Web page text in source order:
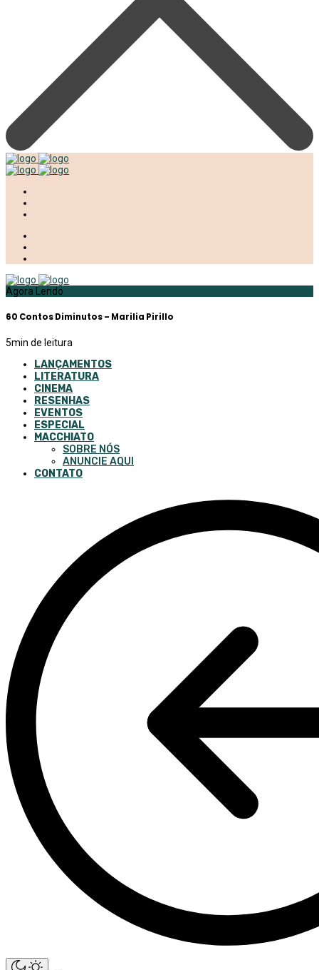
Agora Lendo
60 Contos Diminutos – Marilia Pirillo
5min de leitura
LANÇAMENTOS
LITERATURA
CINEMA
RESENHAS
EVENTOS
ESPECIAL
MACCHIATO
SOBRE NÓS
ANUNCIE AQUI
CONTATO